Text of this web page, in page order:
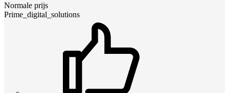
Normale prijs
Prime_digital_solutions